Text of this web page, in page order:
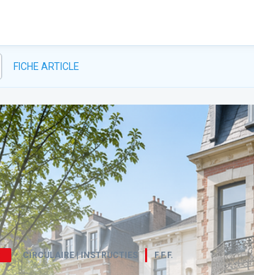
FICHE ARTICLE
CIRCULAIRE | INSTRUCTIES F.F.F.